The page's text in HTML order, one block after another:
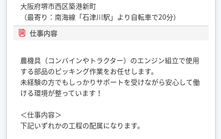
大阪府堺市西区築港新町
（最寄り：南海線「石津川駅」より自転車で20分）
仕事内容
農機具（コンバインやトラクター）のエンジン組立で使用
する部品のピッキング作業をお任せします。
未経験の方でもしっかりサポートを受けながら安心して働
ける環境が整っています！
＜仕事内容＞
下記いずれかの工程の配属になります。